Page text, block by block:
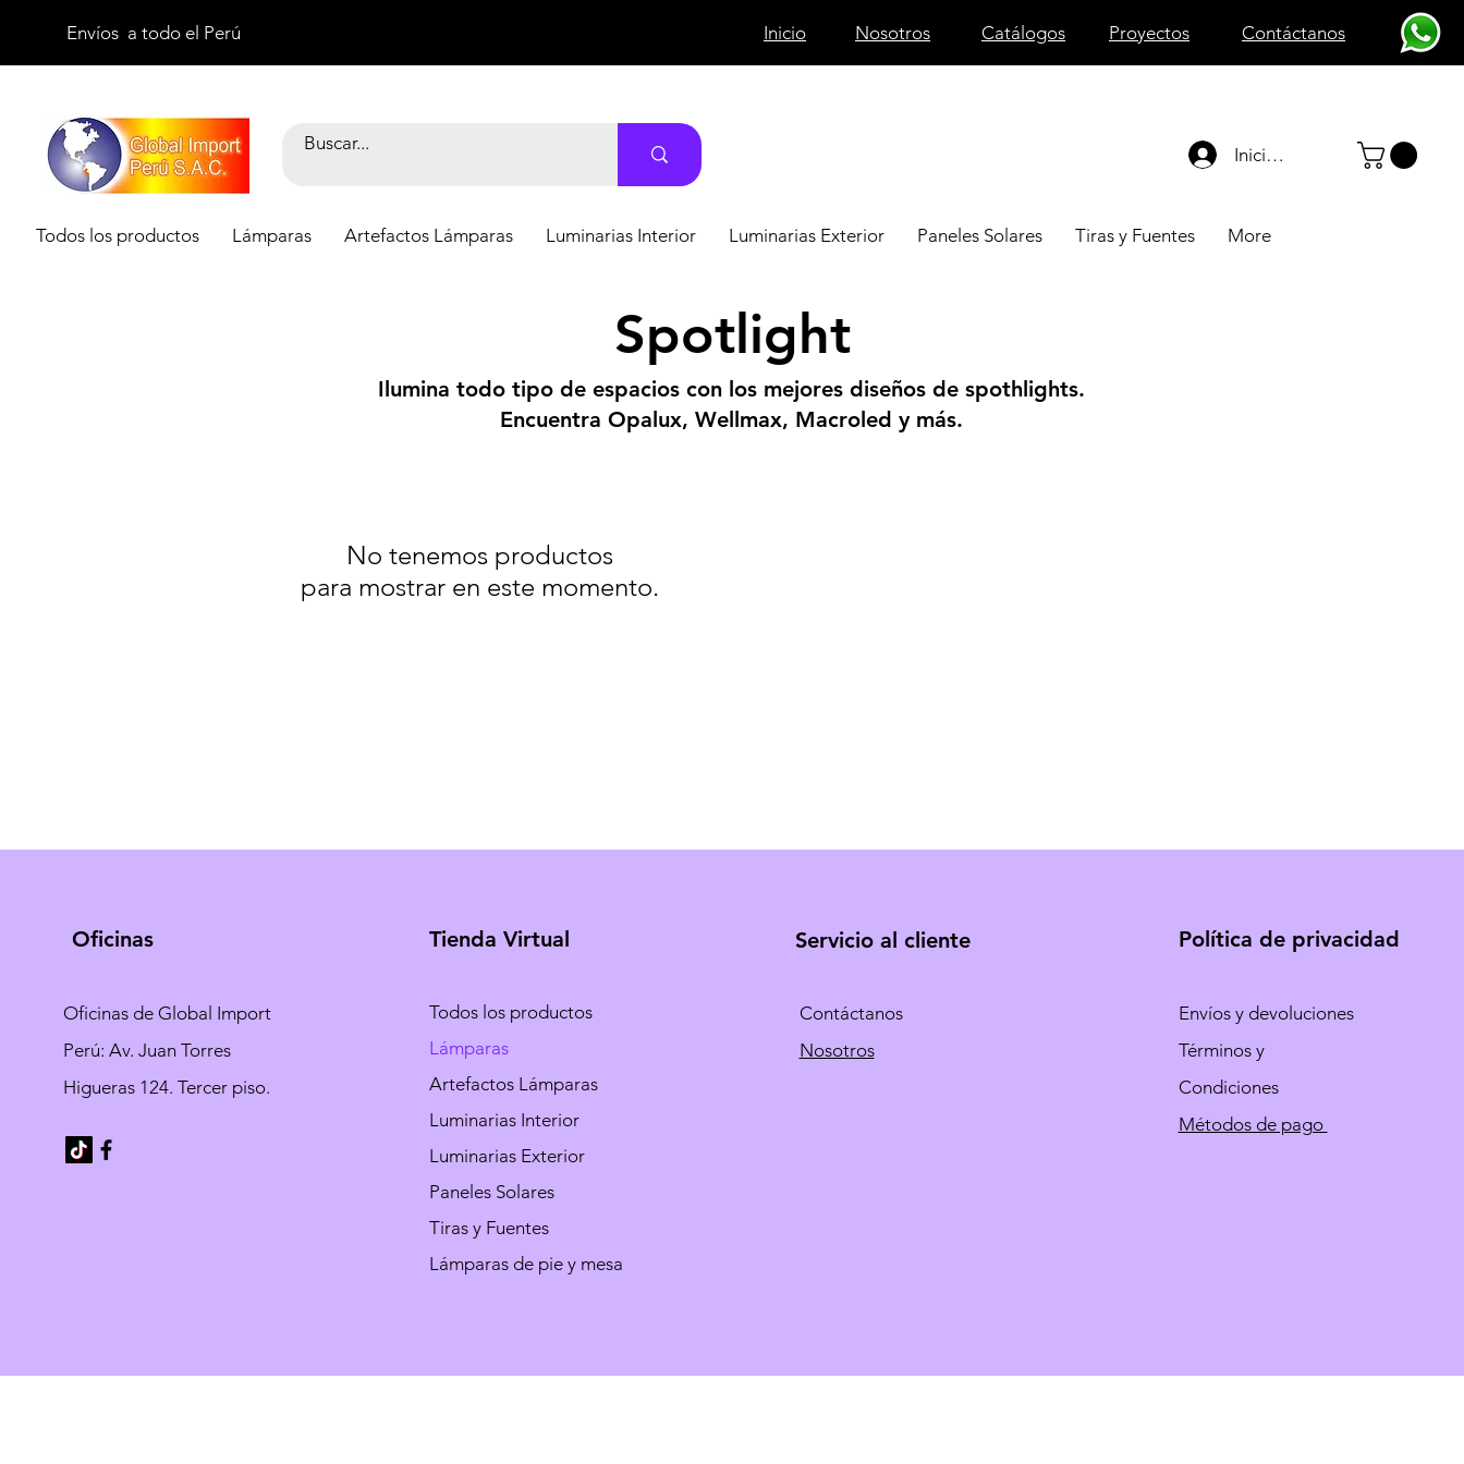
Envíos a todo el Perú Inicio Nosotros Catálogos Proyectos Contáctanos
Todos los productos Lámparas Artefactos Lámparas Luminarias Interior Luminarias Exterior Paneles Solares Tiras y Fuentes More
Iniciar sesión
Spotlight
Ilumina todo tipo de espacios con los mejores diseños de spothlights.
Encuentra Opalux, Wellmax, Macroled y más.
No tenemos productos
para mostrar en este momento.
Oficinas
Oficinas de Global Import
Perú: Av. Juan Torres
Higueras 124. Tercer piso.
Tienda Virtual
Todos los productos
Lámparas
Artefactos Lámparas
Luminarias Interior
Luminarias Exterior
Paneles Solares
Tiras y Fuentes
Lámparas de pie y mesa
Servicio al cliente
Contáctanos
Nosotros
Política de privacidad
Envíos y devoluciones
Términos y
Condiciones
Métodos de pago